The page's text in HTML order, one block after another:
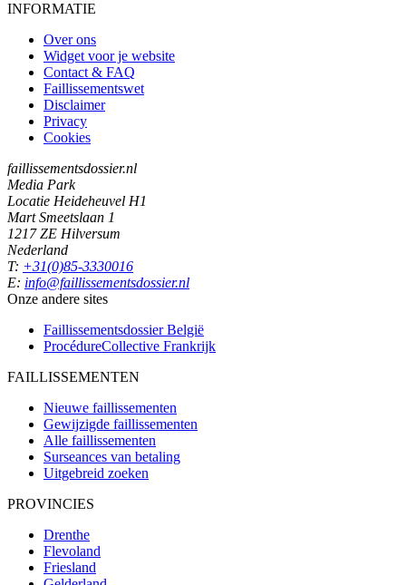
INFORMATIE
Over ons
Widget voor je website
Contact & FAQ
Faillissementswet
Disclaimer
Privacy
Cookies
faillissementsdossier.nl
Media Park
Locatie Heideheuvel H1
Mart Smeetslaan 1
1217 ZE Hilversum
Nederland
T: +31(0)85-3330016
E: info@faillissementsdossier.nl
Onze andere sites
Faillissementsdossier België
ProcédureCollective Frankrijk
FAILLISSEMENTEN
Nieuwe faillissementen
Gewijzigde faillissementen
Alle faillissementen
Surseances van betaling
Uitgebreid zoeken
PROVINCIES
Drenthe
Flevoland
Friesland